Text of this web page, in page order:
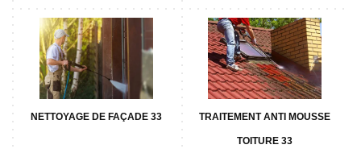
NETTOYAGE DE FAÇADE 33 TRAITEMENT ANTI MOUSSE
TOITURE 33